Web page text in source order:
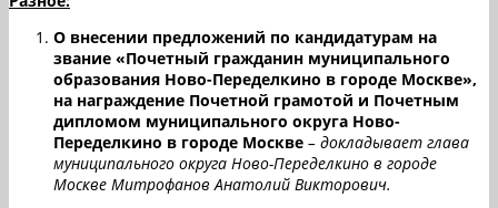
О внесении предложений по кандидатурам на
звание «Почетный гражданин муниципального
образования Ново-Переделкино в городе Москве»,
на награждение Почетной грамотой и Почетным
дипломом муниципального округа Ново-
Переделкино в городе Москве – докладывает глава
муниципального округа Ново-Переделкино в городе
Москве Митрофанов Анатолий Викторович.